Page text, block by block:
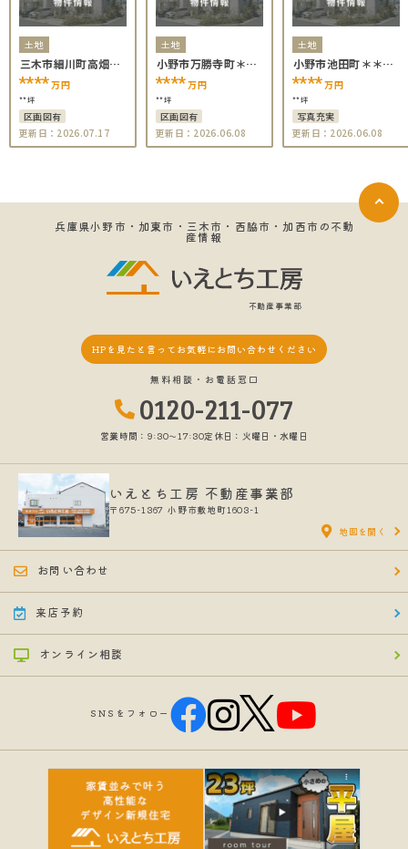
土地
三木市細川町高畑＊
＊＊＊
****万円
**坪
区画図有
更新日：2026.07.17
土地
小野市万勝寺町＊＊
＊＊
****万円
**坪
区画図有
更新日：2026.06.08
土地
小野市池田町＊＊＊
＊
****万円
**坪
写真充実
更新日：2026.06.08
兵庫県小野市・加東市・三木市・西脇市・加西市の不動
産情報
不動産事業部
HPを見たと言って お気軽にお問い合わせください
無料相談・お電話窓口
0120-211-077
営業時間：9:30〜17:30定休日：火曜日・水曜日
いえとち工房 不動産事業部
〒675-1367 小野市敷地町1603-1
地図を開く
お問い合わせ
来店予約
オンライン相談
SNSをフォロー